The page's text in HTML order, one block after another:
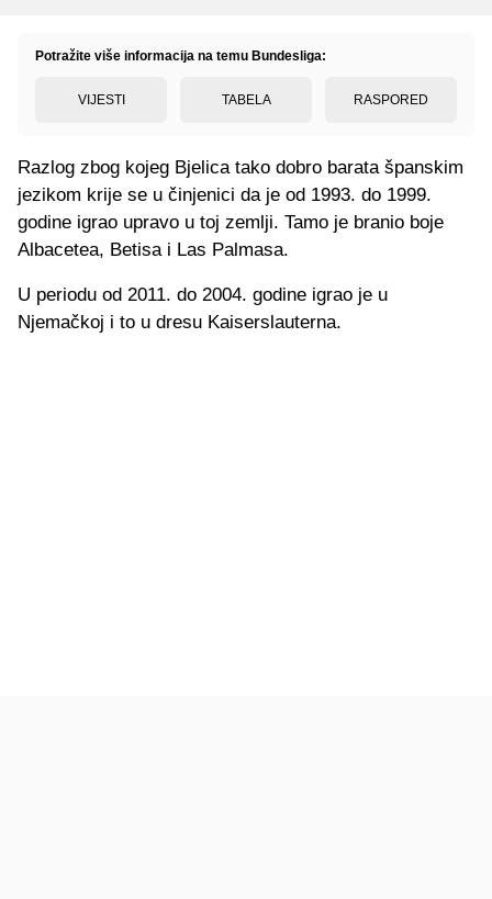
Potražite više informacija na temu Bundesliga:
VIJESTI TABELA RASPORED
Razlog zbog kojeg Bjelica tako dobro barata španskim
jezikom krije se u činjenici da je od 1993. do 1999.
godine igrao upravo u toj zemlji. Tamo je branio boje
Albacetea, Betisa i Las Palmasa.
U periodu od 2011. do 2004. godine igrao je u
Njemačkoj i to u dresu Kaiserslauterna.